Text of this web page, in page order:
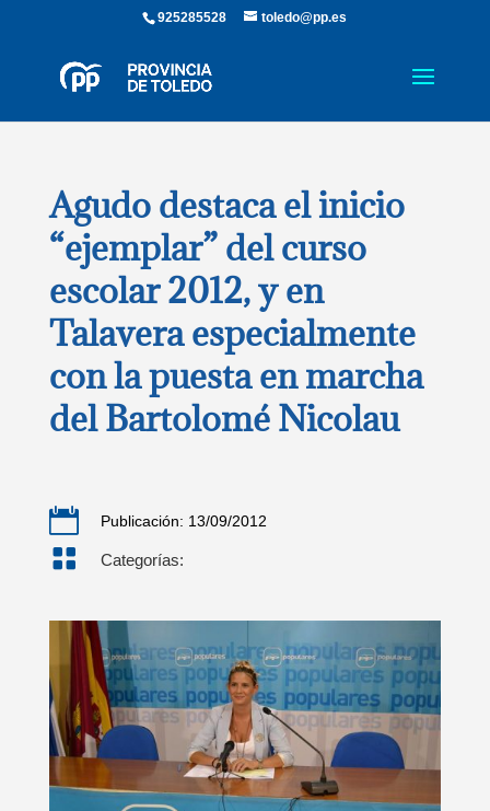
925285528 toledo@pp.es
Agudo destaca el inicio
“ejemplar” del curso
escolar 2012, y en
Talavera especialmente
con la puesta en marcha
del Bartolomé Nicolau
 Publicación: 13/09/2012
 Categorías: